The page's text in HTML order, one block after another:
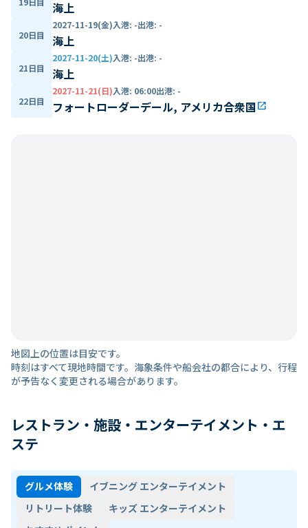
海上
20日目
2027-11-19(金)入港: -出港: -
海上
21日目
2027-11-20(土)入港: -出港: -
海上
22日目
2027-11-21(日)入港: 06:00出港: -
フォートローダーデール, アメリカ合衆国open_in_new
地図上の位置は目安です。
時刻はすべて現地時間です。海象条件や船会社の都合により、行程
が予告なく変更される場合があります。
レストラン・施設・エンターテイメント・エ
ステ
グルメ体験
イブニング エンターテイメント
リトリート体験
キッズ エンターテイメント